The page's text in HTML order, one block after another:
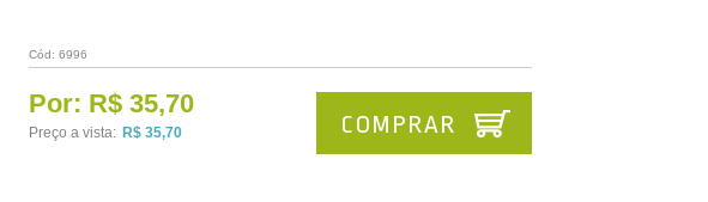
Cód: 6996
Por: R$ 35,70
Preço a vista: R$ 35,70 COMPRAR